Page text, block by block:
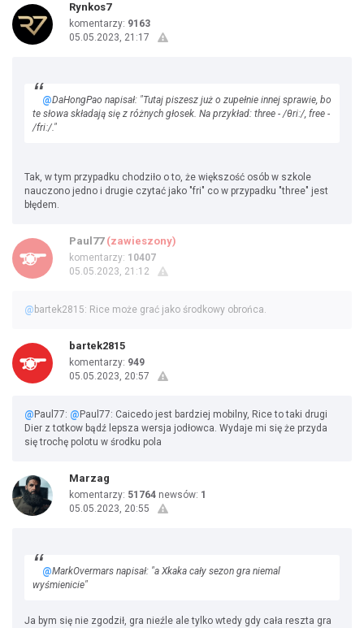
Rynkos7
komentarzy: 9163
05.05.2023, 21:17
@DaHongPao napisał: "Tutaj piszesz już o zupełnie innej sprawie, bo
te słowa składają się z różnych głosek. Na przykład: three - /θriː/, free -
/friː/."
Tak, w tym przypadku chodziło o to, że większość osób w szkole
nauczono jedno i drugie czytać jako "fri" co w przypadku "three" jest
błędem.
Paul77 (zawieszony)
komentarzy: 10407
05.05.2023, 21:12
@ bartek2815: Rice może grać jako środkowy obrońca.
bartek2815
komentarzy: 949
05.05.2023, 20:57
@ Paul77: @ Paul77: Caicedo jest bardziej mobilny, Rice to taki drugi
Dier z totkow bądź lepsza wersja jodłowca. Wydaje mi się że przyda
się trochę polotu w środku pola
Marzag
komentarzy: 51764 newsów: 1
05.05.2023, 20:55
@MarkOvermars napisał: "a Xkaka cały sezon gra niemal
wyśmienicie"
Ja bym się nie zgodził, gra nieźle ale tylko wtedy gdy cała reszta gra